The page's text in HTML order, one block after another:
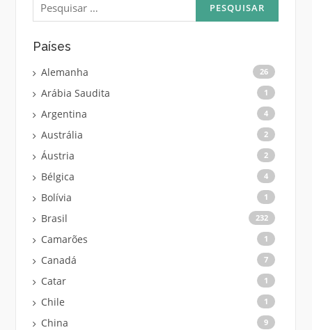
por:
Países
Alemanha 26
Arábia Saudita 1
Argentina 4
Austrália 2
Áustria 2
Bélgica 4
Bolívia 1
Brasil 232
Camarões 1
Canadá 7
Catar 1
Chile 1
China 9